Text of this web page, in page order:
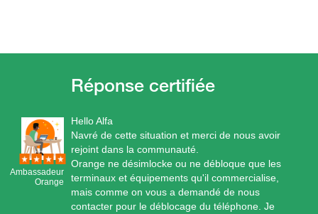
Ambassadeur
Orange
Hello Alfa
Navré de cette situation et merci de nous avoir
rejoint dans la communauté.
Orange ne désimlocke ou ne débloque que les
terminaux et équipements qu'il commercialise,
mais comme on vous a demandé de nous
contacter pour le déblocage du téléphone. Je